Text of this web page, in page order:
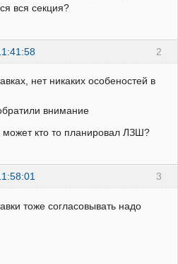
вся секция?
2
нет никаких особеностей в
внимание
может кто то планировал ЛЗШ?
3
тоже согласовывать надо